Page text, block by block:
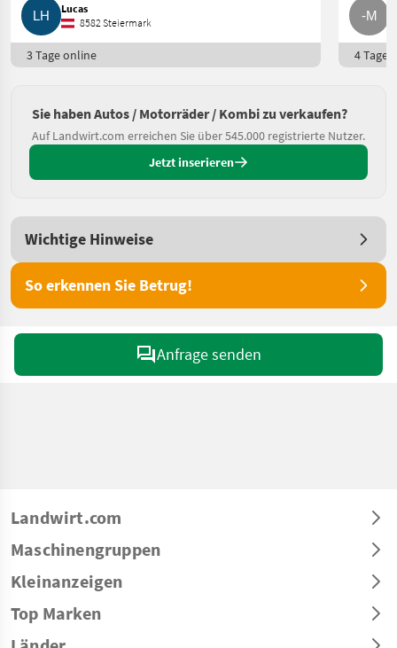
Lucas
8582 Steiermark
3 Tage online 4 Tage
Sie haben Autos / Motorräder / Kombi zu verkaufen?
Auf Landwirt.com erreichen Sie über 545.000 registrierte Nutzer.
Jetzt inserieren
Wichtige Hinweise
So erkennen Sie Betrug!
Anfrage senden
Landwirt.com
Maschinengruppen
Kleinanzeigen
Top Marken